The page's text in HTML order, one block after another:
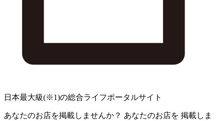
日本最大級(※1)の総合ライフポータルサイト
あなたのお店を掲載しませんか？ あなたのお店を 掲載しま